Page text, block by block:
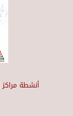
أنشطة مراكز